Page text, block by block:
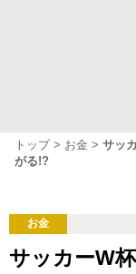
トップ お金
サッ
がる!?
お金
サッカーW